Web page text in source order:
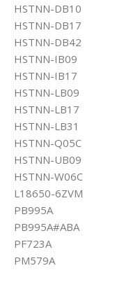
HSTNN-DB10
HSTNN-DB17
HSTNN-DB42
HSTNN-IB09
HSTNN-IB17
HSTNN-LB09
HSTNN-LB17
HSTNN-LB31
HSTNN-Q05C
HSTNN-UB09
HSTNN-W06C
L18650-6ZVM
PB995A
PB995A#ABA
PF723A
PM579A